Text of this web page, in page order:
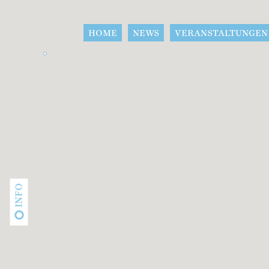
HOME NEWS VERANSTALTUNGEN
INFO